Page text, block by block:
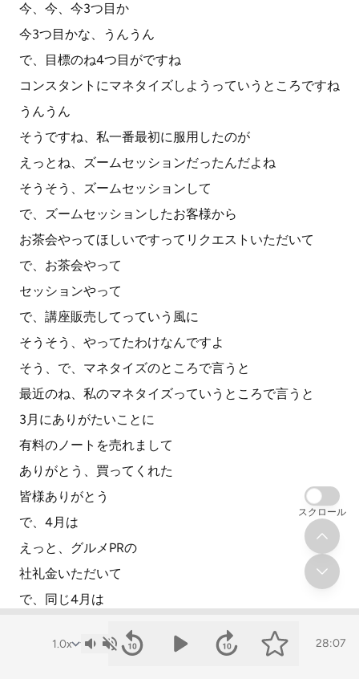
今、今、今3つ目か
今3つ目かな、うんうん
で、目標のね4つ目がですね
コンスタントにマネタイズしようっていうところですね
うんうん
そうですね、私一番最初に服用したのが
えっとね、ズームセッションだったんだよね
そうそう、ズームセッションして
で、ズームセッションしたお客様から
お茶会やってほしいですってリクエストいただいて
で、お茶会やって
セッションやって
で、講座販売してっていう風に
そうそう、やってたわけなんですよ
そう、で、マネタイズのところで言うと
最近のね、私のマネタイズっていうところで言うと
3月にありがたいことに
有料のノートを売れまして
ありがとう、買ってくれた
皆様ありがとう
で、4月は
えっと、グルメPRの
社礼金いただいて
で、同じ4月は
で、なんかもうマネーレッスンさ
28:07
スクロール